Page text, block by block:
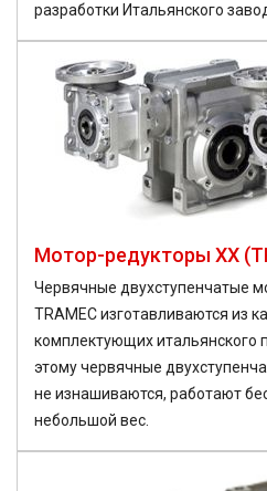
разработки Итальянского
Мотор-редукторы XX
Червячные двухступенчатые
TRAMEC изготавливаются из
комплектующих итальянского
этому червячные
не изнашиваются, работают
небольшой вес.